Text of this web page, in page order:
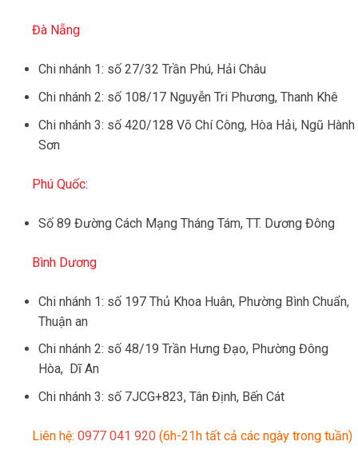
Đà Nẵng
Chi nhánh 1: số 27/32 Trần Phú, Hải Châu
Chi nhánh 2: số 108/17 Nguyễn Tri Phương, Thanh Khê
Chi nhánh 3: số 420/128 Võ Chí Công, Hòa Hải, Ngũ Hành
Sơn
Phú Quốc:
Số 89 Đường Cách Mạng Tháng Tám, TT. Dương Đông
Bình Dương
Chi nhánh 1: số 197 Thủ Khoa Huân, Phường Bình Chuẩn,
Thuận an
Chi nhánh 2: số 48/19 Trần Hưng Đạo, Phường Đông
Hòa, Dĩ An
Chi nhánh 3: số 7JCG+823, Tân Định, Bến Cát
Liên hệ: 0977 041 920 (6h-21h tất cả các ngày trong tuần)